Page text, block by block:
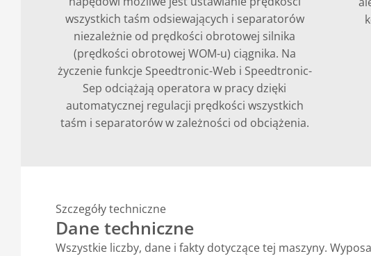
wszystkich taśm odsiewających i separatorów
niezależnie od prędkości obrotowej silnika
(prędkości obrotowej WOM-u) ciągnika. Na
życzenie funkcje Speedtronic-Web i Speedtronic-
Sep odciążają operatora w pracy dzięki
automatycznej regulacji prędkości wszystkich
taśm i separatorów w zależności od obciążenia.
Szczegóły techniczne
Dane techniczne
Wszystkie liczby, dane i fakty dotyczące tej maszyny.